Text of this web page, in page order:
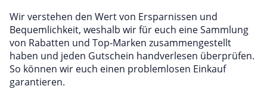
Wir verstehen den Wert von Ersparnissen und
Bequemlichkeit, weshalb wir für euch eine Sammlung
von Rabatten und Top-Marken zusammengestellt
haben und jeden Gutschein handverlesen überprüfen.
So können wir euch einen problemlosen Einkauf
garantieren.